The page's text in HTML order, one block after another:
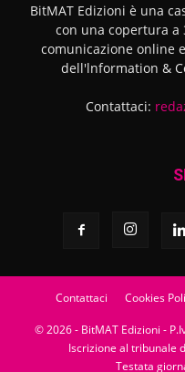
BitMAT Edizioni è una
con una copertura a
comunicazione online
dell'lnformation &
Contattaci:
Contattaci Cookies
© 2026 - BitMAT Edizioni -
Iscrizione al tribunale
Testata